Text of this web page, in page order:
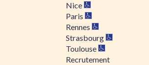
Nice
Paris
Rennes
Strasbourg
Toulouse
Recrutement